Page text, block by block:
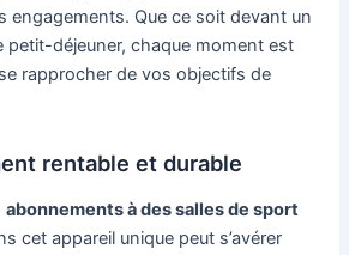
engagements. Que ce soit devant un
petit-déjeuner, chaque moment est
rapprocher de vos objectifs de
rentable et durable
abonnements à des salles de sport
cet appareil unique peut s’avérer